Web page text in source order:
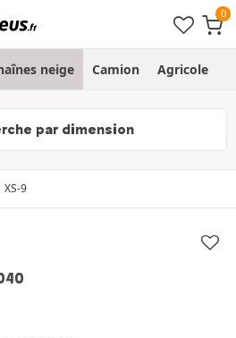
neige Camion Agricole
par dimension
XS-9